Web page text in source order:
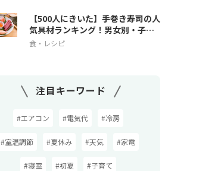
【500人にきいた】手巻き寿司の人
気具材ランキング！男女別・子ど
も人気も
食・レシピ
注目キーワード
#エアコン #電気代 #冷房
#室温調節 #夏休み #天気 #家電
#寝室 #初夏 #子育て